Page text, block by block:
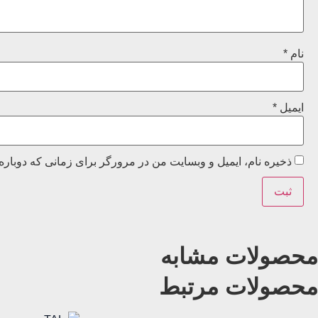
نام *
ایمیل *
ذخیره نام، ایمیل و وبسایت من در مرورگر برای زمانی که
محصولات مشابه
محصولات مرتبط